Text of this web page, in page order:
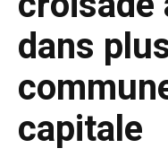
dans
capitale